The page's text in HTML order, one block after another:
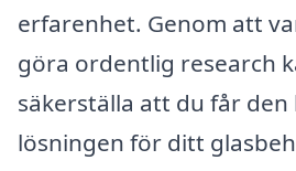
erfarenhet. Genom att
göra ordentlig research
säkerställa att du får den
lösningen för ditt